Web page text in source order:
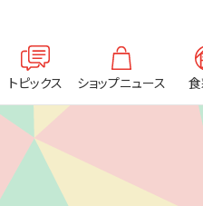
トピックス ショップニュース